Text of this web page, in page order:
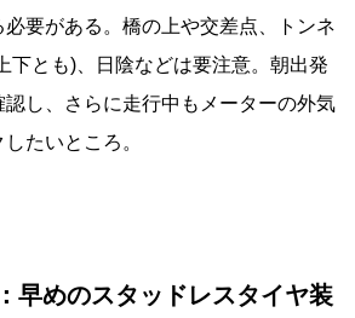
要がある。橋の上や交差点、トンネ
下とも)、日陰などは要注意。朝出発
し、さらに走行中もメーターの外気
たいところ。
早めのスタッドレスタイヤ装